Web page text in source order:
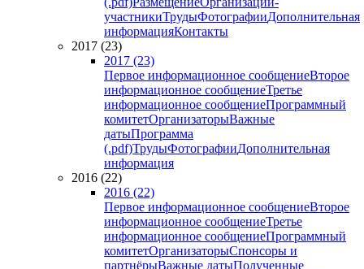
участникиТрудыФотографииДополнительная
информацияКонтакты
2017 (23)
2017 (23)
Первое информационное сообщениеВторое
информационное сообщениеТретье
информационное сообщениеПрограммный
комитетОрганизаторыВажные
датыПрограмма
(.pdf)ТрудыФотографииДополнительная
информация
2016 (22)
2016 (22)
Первое информационное сообщениеВторое
информационное сообщениеТретье
информационное сообщениеПрограммный
комитетОрганизаторыСпонсоры и
партнёрыВажные датыПолученные